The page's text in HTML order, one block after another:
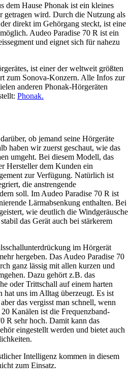
dem Hause Phonak ist ein kleines
getragen wird. Durch die Nutzung als
direkt im Gehörgang steckt, ist eine
Audeo Paradise 70 R ist ein
und eignet sich für nahezu
ist einer der weltweit größten
zum Sonova-Konzern. Alle Infos zur
anderen Phonak-Hörgeräten
Phonak.
ob jemand seine Hörgeräte
haben wir zuerst geschaut, wie das
umgeht. Bei diesem Modell, das
Hersteller dem Kunden ein
zur Verfügung. Natürlich ist
die anstrengende
soll. Im Audeo Paradise 70 R ist
Lärmabsenkung enthalten. Bei
wie deutlich die Windgeräusche
das Gerät auch bei stärkerem
im Hörgerät
hergeben. Das Audeo Paradise 70
ganz lässig mit allen kurzen und
Dazu gehört z.B. das
oder Trittschall auf einem harten
hat uns im Alltag überzeugt. Es ist
das vergisst man schnell, wenn
Kanälen ist die Frequenzband-
R sehr hoch. Damit kann das
eingestellt werden und bietet auch
Intelligenz kommen in diesem
zum Einsatz.